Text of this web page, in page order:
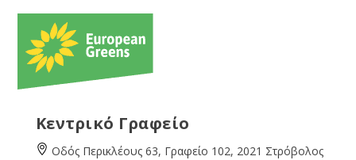
Κεντρικό Γραφείο
Οδός Περικλέους 63, Γραφείο 102, 2021 Στρόβολος